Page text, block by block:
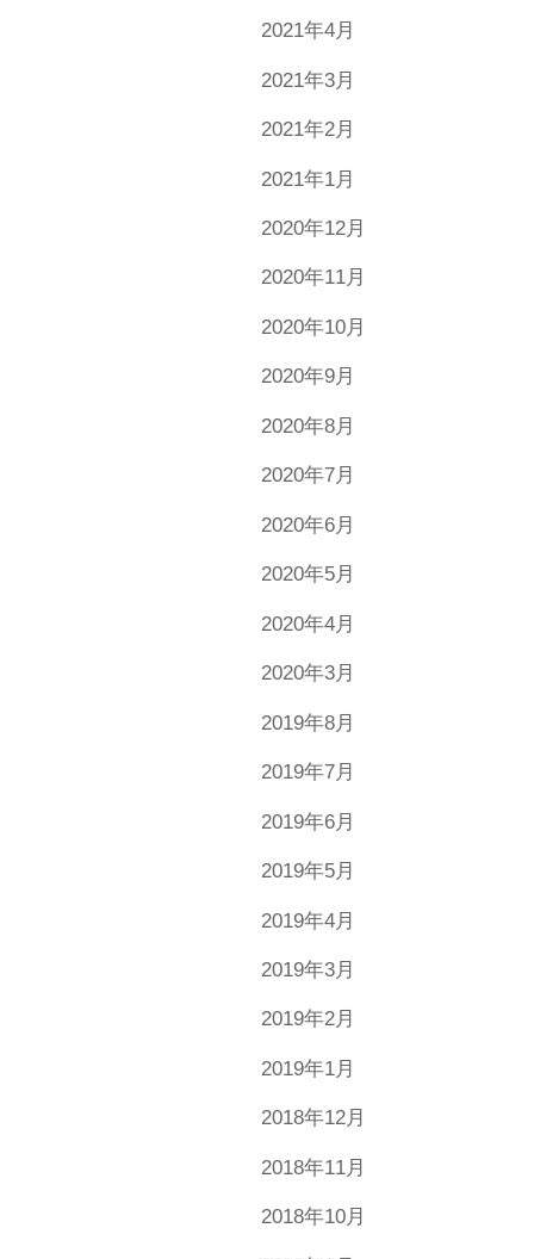
2021年4月
2021年3月
2021年2月
2021年1月
2020年12月
2020年11月
2020年10月
2020年9月
2020年8月
2020年7月
2020年6月
2020年5月
2020年4月
2020年3月
2019年8月
2019年7月
2019年6月
2019年5月
2019年4月
2019年3月
2019年2月
2019年1月
2018年12月
2018年11月
2018年10月